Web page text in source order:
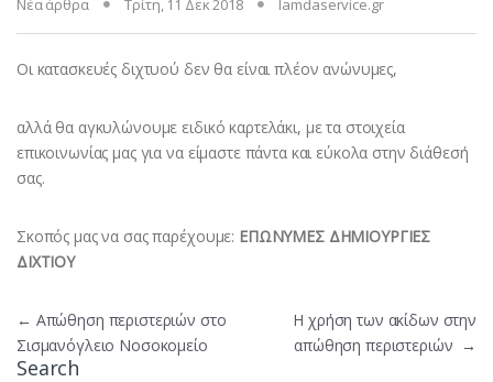
Νέα άρθρα Τρίτη, 11 Δεκ 2018 lamdaservice.gr
Οι κατασκευές διχτυού δεν θα είναι πλέον ανώνυμες,
αλλά θα αγκυλώνουμε ειδικό καρτελάκι, με τα στοιχεία
επικοινωνίας μας για να είμαστε πάντα και εύκολα στην διάθεσή
σας.
Σκοπός μας να σας παρέχουμε: ΕΠΩΝΥΜΕΣ ΔΗΜΙΟΥΡΓΙΕΣ
ΔΙΧΤΙΟΥ
Πλοήγηση άρθρων
← Απώθηση περιστεριών στο
Σισμανόγλειο Νοσοκομείο
H χρήση των ακίδων στην
απώθηση περιστεριών →
Search